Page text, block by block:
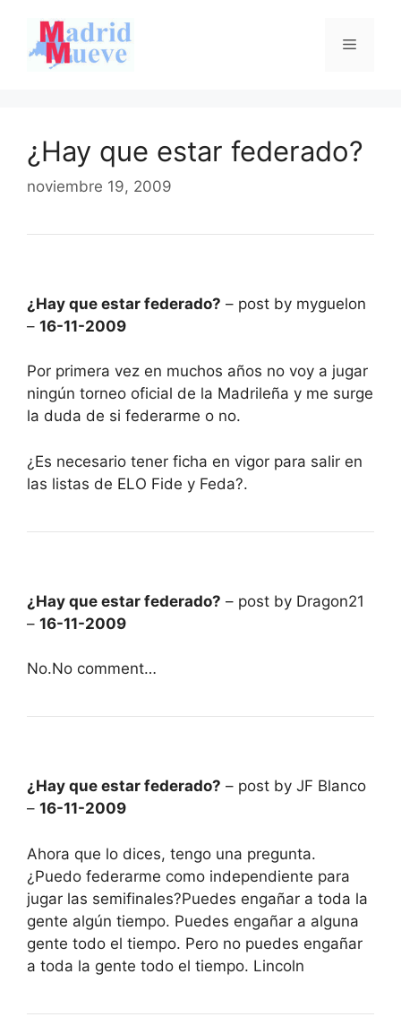
contenido
Menú
¿Hay que estar federado?
noviembre 19, 2009
¿Hay que estar federado? – post by myguelon
– 16-11-2009
Por primera vez en muchos años no voy a jugar
ningún torneo oficial de la Madrileña y me surge
la duda de si federarme o no.
¿Es necesario tener ficha en vigor para salir en
las listas de ELO Fide y Feda?.
¿Hay que estar federado? – post by Dragon21
– 16-11-2009
No.No comment…
¿Hay que estar federado? – post by JF Blanco
– 16-11-2009
Ahora que lo dices, tengo una pregunta.
¿Puedo federarme como independiente para
jugar las semifinales?Puedes engañar a toda la
gente algún tiempo. Puedes engañar a alguna
gente todo el tiempo. Pero no puedes engañar
a toda la gente todo el tiempo. Lincoln